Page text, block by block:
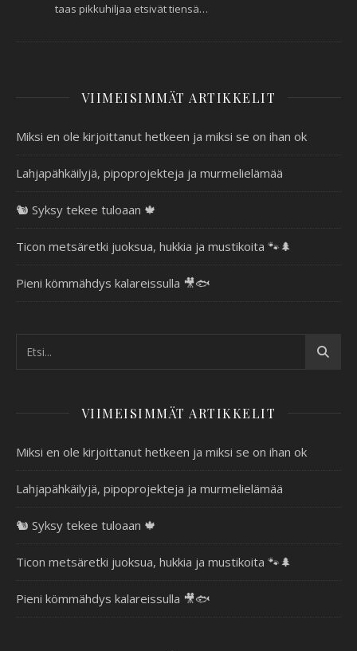
taas pikkuhiljaa etsivät tiensä…
VIIMEISIMMÄT ARTIKKELIT
Miksi en ole kirjoittanut hetkeen ja miksi se on ihan ok
Lahjapähkäilyjä, pipoprojekteja ja murmelielämää
🐿️ Syksy tekee tuloaan 🍁
Ticon metsäretki juoksua, hukkia ja mustikoita 🐾🌲
Pieni kömmähdys kalareissulla 🎥🐟
VIIMEISIMMÄT ARTIKKELIT
Miksi en ole kirjoittanut hetkeen ja miksi se on ihan ok
Lahjapähkäilyjä, pipoprojekteja ja murmelielämää
🐿️ Syksy tekee tuloaan 🍁
Ticon metsäretki juoksua, hukkia ja mustikoita 🐾🌲
Pieni kömmähdys kalareissulla 🎥🐟